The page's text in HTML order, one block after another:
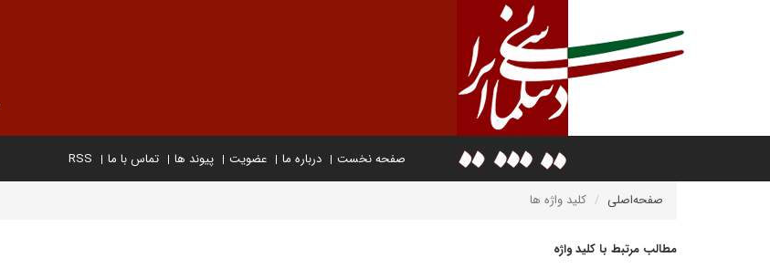
صفحه نخست درباره ما عضویت پیوند ها تماس با ما RSS
صفحه‌اصلی کلید واژه ها
مطالب مرتبط با کلید واژه